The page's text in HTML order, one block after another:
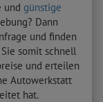
und günstige
Dann
und finden
somit schnell
und erteilen
Autowerkstatt
hat.